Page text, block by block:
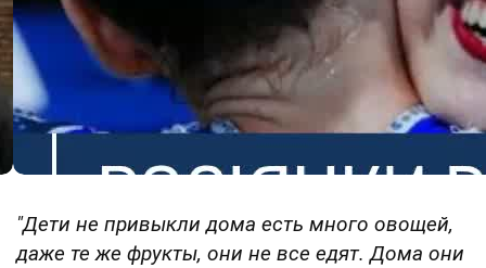
"Дети не привыкли дома есть много овощей,
даже те же фрукты, они не все едят. Дома они